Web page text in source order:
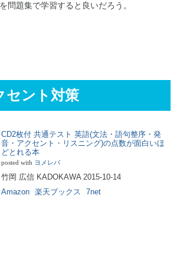
問題集で学習すると良いだろう。
セント対策
CD2枚付 共通テスト 英語(文法・語句整序・発
音・アクセント・リスニング)の点数が面白いほ
どとれる本
posted with ヨメレバ
竹岡 広信 KADOKAWA 2015-10-14
Amazon 楽天ブックス 7net